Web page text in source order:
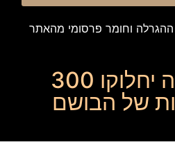
וחומר פרסומי מהאתר
בין העונים נכונה יחלוקו 300
של הבושם